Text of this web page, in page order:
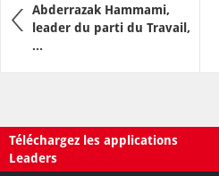
Abderrazak Hammami,
leader du parti du Travail,
...
Téléchargez les applications
Leaders